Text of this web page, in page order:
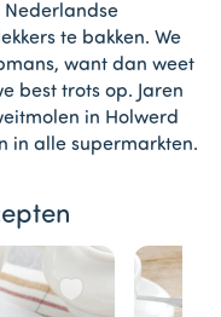
Nederlandse
te bakken. We
want dan weet
best trots op. Jaren
in Holwerd
in alle supermarkten.